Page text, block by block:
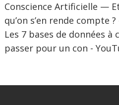
Conscience Artificielle —
qu’on s’en rende compte
Les 7 bases de données
passer pour un con -